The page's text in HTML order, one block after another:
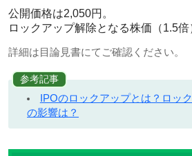
公開価格は2,050円。
ロックアップ解除となる株価（1.5倍
詳細は目論見書にてご確認ください。
参考記事
IPOのロックアップとは？ロッ
の影響は？